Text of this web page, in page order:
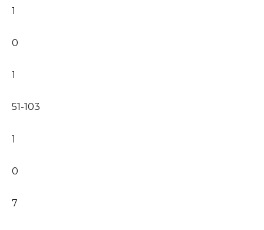
1
0
1
51-103
1
0
7